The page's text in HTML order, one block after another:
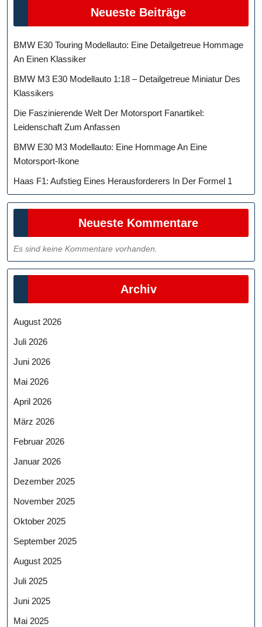
Neueste Beiträge
BMW E30 Touring Modellauto: Eine Detailgetreue Hommage
An Einen Klassiker
BMW M3 E30 Modellauto 1:18 – Detailgetreue Miniatur Des
Klassikers
Die Faszinierende Welt Der Motorsport Fanartikel:
Leidenschaft Zum Anfassen
BMW E30 M3 Modellauto: Eine Hommage An Eine
Motorsport-Ikone
Haas F1: Aufstieg Eines Herausforderers In Der Formel 1
Neueste Kommentare
Es sind keine Kommentare vorhanden.
Archiv
August 2026
Juli 2026
Juni 2026
Mai 2026
April 2026
März 2026
Februar 2026
Januar 2026
Dezember 2025
November 2025
Oktober 2025
September 2025
August 2025
Juli 2025
Juni 2025
Mai 2025